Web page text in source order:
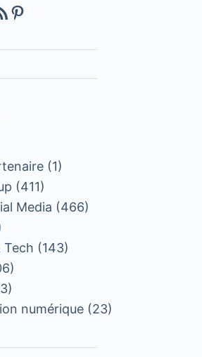
RSS
Pinterest
(1)
(411)
Media (466)
Tech (143)
numérique (23)